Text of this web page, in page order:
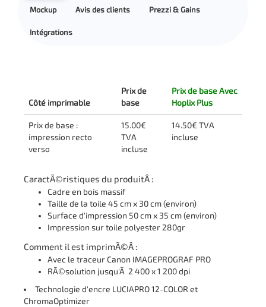
Mockup Avis des clients Prezzi & Gains
Intégrations
Côté imprimable
Prix de
base
Prix de base Avec
Hoplix Plus
Prix de base :
impression recto
verso
15.00€
TVA
incluse
14.50€ TVA
incluse
CaractÃ©ristiques du produitÂ :
Cadre en bois massif
Taille de la toile 45 cm x 30 cm (environ)
Surface d'impression 50 cm x 35 cm (environ)
Impression sur toile polyester 280gr
Comment il est imprimÃ©Â :
Avec le traceur Canon IMAGEPROGRAF PRO
RÃ©solution jusqu'Ã 2 400 x 1 200 dpi
Technologie d'encre LUCIAPRO 12-COLOR et
ChromaOptimizer